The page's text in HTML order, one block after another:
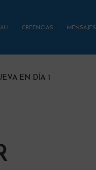
CREENCIAS MENSAJES
EN DÍA 1